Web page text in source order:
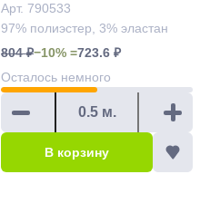
кань Арт. 790533
Арт. 790533
97% полиэстер, 3% эластан
804 ₽−10% =723.6 ₽
Осталось немного
В корзину